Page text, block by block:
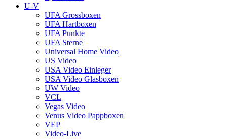
U-V
UFA Grossboxen
UFA Hartboxen
UFA Punkte
UFA Sterne
Universal Home Video
US Video
USA Video Einleger
USA Video Glasboxen
UW Video
VCL
Vegas Video
Venus Video Pappboxen
VEP
Video-Live